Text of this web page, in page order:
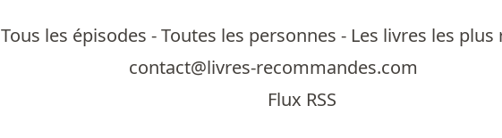
Tous les épisodes -Toutes les personnes - Les livres les
contact@livres-recommandes.com
Flux RSS